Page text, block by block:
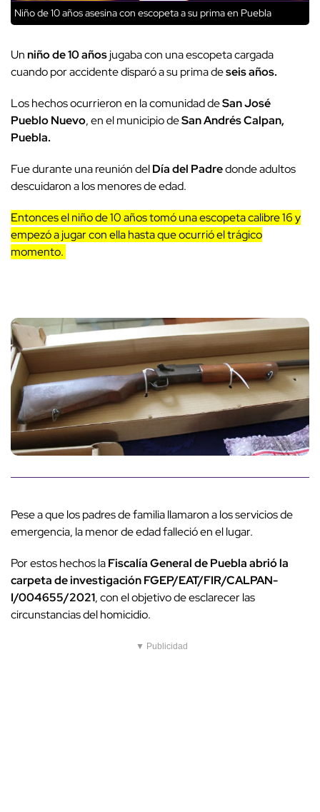
Niño de 10 años asesina con escopeta a su prima en Puebla
Unniño de 10 añosjugaba con una escopeta cargada
cuando por accidente disparó a su prima deseis años.
Los hechos ocurrieron en la comunidad deSan José
Pueblo Nuevo, en el municipio deSan Andrés Calpan,
Puebla.
Fue durante una reunión delDía del Padredonde adultos
descuidaron a los menores de edad.
Entonces el niño de 10 años tomó una escopeta calibre 16 y
empezó a jugar con ella hasta que ocurrió el trágico
momento.
Pese a que los padres de familia llamaron a los servicios de
emergencia, la menor de edad falleció en el lugar.
Por estos hechos laFiscalía General de Puebla abrió la
carpeta de investigación FGEP/EAT/FIR/CALPAN-
I/004655/2021, con el objetivo de esclarecer las
circunstancias del homicidio.
▼ Publicidad